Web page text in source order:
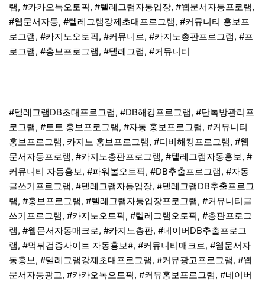
램, #카카오톡오토픽, #텔레그램자동입장, #웹문서자동프로램,
#웹문서자동, #텔레그램강제초대프로그램, #커뮤니티 홍보프
로그램, #카지노오토픽, #커뮤니로, #카지노총판프로그램, #프
로그램, #홍보프로그램, #텔레그램, #커뮤니티
#텔레그램DB초대프로그램, #DB해킹프로그램, #단톡방관리프
로그램, #토토 홍보프로그램, #자동 홍보프로그램, #커뮤니티
홍보프로그램, 카지노 홍보프로그램, #디비해킹프로그램, #웹
문서자동프로램, #카지노총판프로그램, #텔레그램자동홍보, #
커뮤니티 자동홍보, #파워볼오토픽, #DB추출프로그램, #자동
글쓰기프로그램, #텔레그램자동입장, #텔레그램DB추출프로그
램, #홍보프로그램, #텔레그램자동입장프로그램, #커뮤니티글
쓰기프로그램, #카지노오토픽, #텔레그램오토픽, #총판프로그
램, #웹문서자동매크로, #카지노총판, #네이버DB추출프로그
램, #먹튀검증사이트 자동홍보#, #커뮤니티매크로, #웹문서자
동홍보, #텔레그램강제초대프로그램, #커뮤광고프로그램, #웹
문서자동광고, #카카오톡오토픽, #커뮤홍보프로그램, #네이버